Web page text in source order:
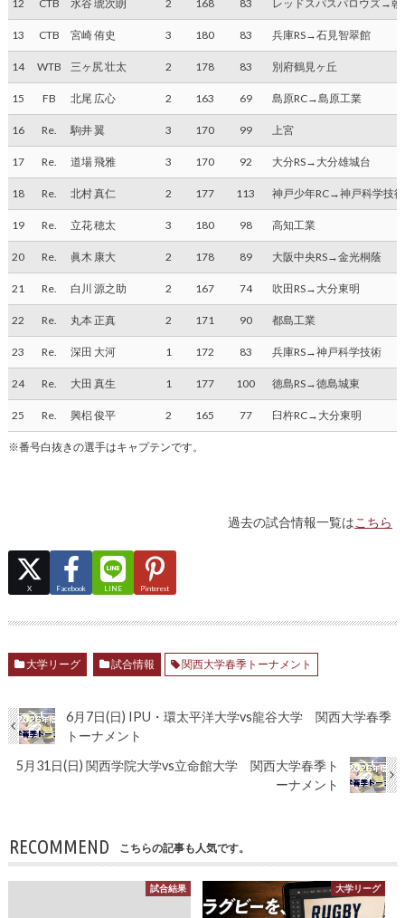
12 CTB 水谷 琥次朗 2 168 83 レッドスパスパロウズ→朝
13 CTB 宮崎 侑史 3 180 83 兵庫RS→石見智翠館
14 WTB 三ヶ尻 壮太 2 178 83 別府鶴見ヶ丘
15 FB 北尾 広心 2 163 69 島原RC→島原工業
16 Re. 駒井 翼 3 170 99 上宮
17 Re. 道場 飛雅 3 170 92 大分RS→大分雄城台
18 Re. 北村 真仁 2 177 113 神戸少年RC→神戸科学技術
19 Re. 立花 穂太 3 180 98 高知工業
20 Re. 眞木 康大 2 178 89 大阪中央RS→金光桐蔭
21 Re. 白川 源之助 2 167 74 吹田RS→大分東明
22 Re. 丸本 正真 2 171 90 都島工業
23 Re. 深田 大河 1 172 83 兵庫RS→神戸科学技術
24 Re. 大田 真生 1 177 100 徳島RS→徳島城東
25 Re. 興梠 俊平 2 165 77 臼杵RC→大分東明
※番号白抜きの選手はキャプテンです。
過去の試合情報一覧はこちら
X Facebook LINE Pinterest
大学リーグ 試合情報 関西大学春季トーナメント
6月7日(日) IPU・環太平洋大学vs龍谷大学 関西大学春季
トーナメント
5月31日(日) 関西学院大学vs立命館大学 関西大学春季ト
ーナメント
RECOMMEND こちらの記事も人気です。
試合結果 大学リーグ